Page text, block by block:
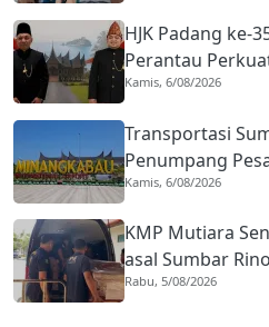
HJK Padang ke-
Perantau
Kota Gastronomi
Kamis, 6/08/2026
Transportasi
Penumpang
Naik Hampir 33
Kamis, 6/08/2026
KMP Mutiara
asal Sumbar
ke Agam
Rabu, 5/08/2026